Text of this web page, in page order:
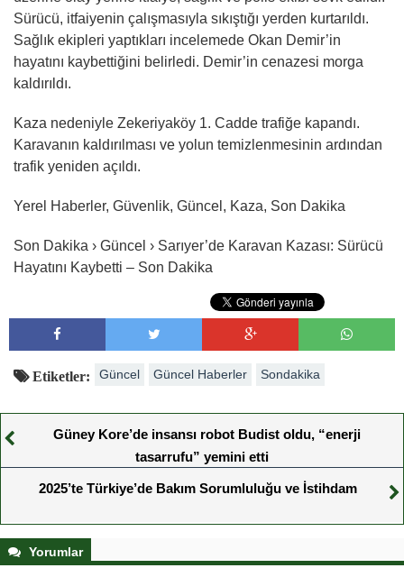
Sürücü, itfaiyenin çalışmasıyla sıkıştığı yerden kurtarıldı.
Sağlık ekipleri yaptıkları incelemede Okan Demir’in
hayatını kaybettiğini belirledi. Demir’in cenazesi morga
kaldırıldı.
Kaza nedeniyle Zekeriyaköy 1. Cadde trafiğe kapandı.
Karavanın kaldırılması ve yolun temizlenmesinin ardından
trafik yeniden açıldı.
Yerel Haberler, Güvenlik, Güncel, Kaza, Son Dakika
Son Dakika › Güncel › Sarıyer’de Karavan Kazası: Sürücü
Hayatını Kaybetti – Son Dakika
Etiketler: Güncel Güncel Haberler Sondakika
Güney Kore’de insansı robot Budist oldu, “enerji
tasarrufu” yemini etti
2025’te Türkiye’de Bakım Sorumluluğu ve İstihdam
Yorumlar